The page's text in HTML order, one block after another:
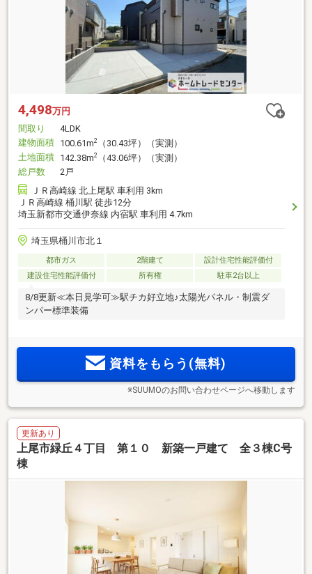
4,498万円
間取り
4LDK
建物面積 100.61m2
（30.43坪）（実測）
土地面積 142.38m2
（43.06坪）（実測）
総戸数
2戸
ＪＲ高崎線 北上尾駅 車利用 3km
ＪＲ高崎線 桶川駅 徒歩12分
埼玉新都市交通伊奈線 内宿駅 車利用 4.7km
埼玉県桶川市北１
都市ガス 2階建て
設計住宅性能評価付
建設住宅性能評価付
所有権 駐車2台以上
8/8更新≪本日見学可≫駅チカ好立地♪太陽光パネル・制震ダ
ンパー標準装備
資料をもらう(無料)
※SUUMOのお問い合わせページへ移動します
更新あり
上尾市緑丘４丁目 第１０ 新築一戸建て 全３棟C号
棟